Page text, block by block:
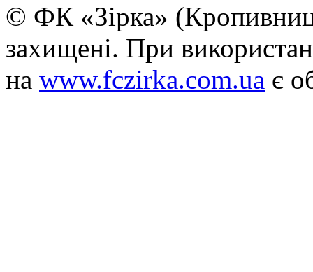
© ФК «Зірка»
захищені. При
на www.fczirka.com.ua є